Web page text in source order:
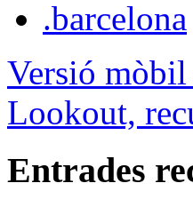
Versió
Lookout,
Entrades